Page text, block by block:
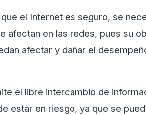
el Internet es seguro, se
afectan en las redes, pues su
afectar y dañar el
el libre intercambio de
estar en riesgo, ya que se